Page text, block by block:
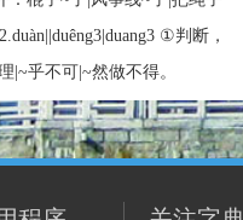
①判断，
乎不可|~然做不得。